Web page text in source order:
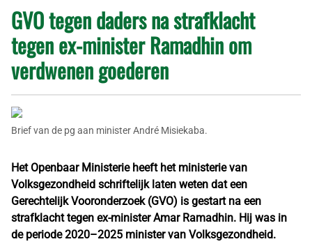
GVO tegen daders na strafklacht
tegen ex-minister Ramadhin om
verdwenen goederen
Brief van de pg aan minister André Misiekaba.
Het Openbaar Ministerie heeft het ministerie van
Volksgezondheid schriftelijk laten weten dat een
Gerechtelijk Vooronderzoek (GVO) is gestart na een
strafklacht tegen ex-minister Amar Ramadhin. Hij was in
de periode 2020–2025 minister van Volksgezondheid.